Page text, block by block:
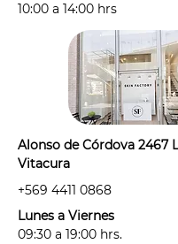
el folículo piloso.
- Debes venir rasurad@
desde el día anterior),
desodorante, cremas, ni
en la zona a tratar.
- Por protocolo, antes
tienes alguna afección
antes de tu sesión.
· tomando algún
10:00 a 14:00 hrs
Alonso de Córdova 2467
Vitacura
+569 4411 0868
Lunes a Viernes
09:30 a 19:00 hrs.